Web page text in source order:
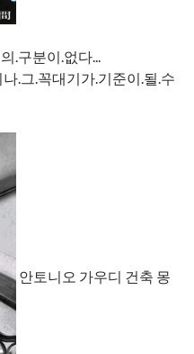
.구분이.없다...
.그.꼭대기가.기준이.될.수
안토니오 가우디 건축 몽